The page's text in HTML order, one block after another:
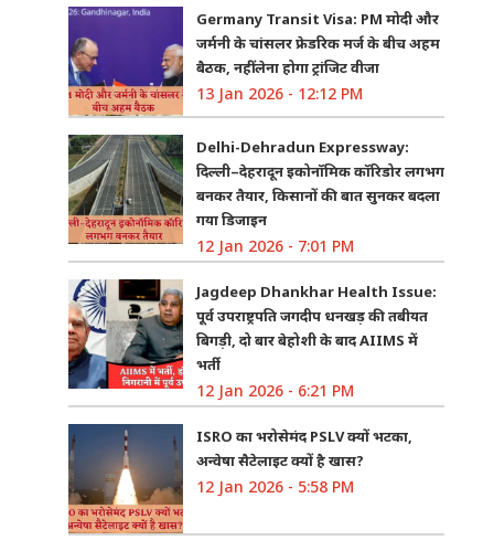
Germany Transit Visa: PM मोदी और
जर्मनी के चांसलर फ्रेडरिक मर्ज के बीच अहम
बैठक, नहीं लेना होगा ट्रांजिट वीजा
13 Jan 2026 - 12:12 PM
Delhi-Dehradun Expressway:
दिल्ली–देहरादून इकोनॉमिक कॉरिडोर लगभग
बनकर तैयार, किसानों की बात सुनकर बदला
गया डिजाइन
12 Jan 2026 - 7:01 PM
Jagdeep Dhankhar Health Issue:
पूर्व उपराष्ट्रपति जगदीप धनखड़ की तबीयत
बिगड़ी, दो बार बेहोशी के बाद AIIMS में
भर्ती
12 Jan 2026 - 6:21 PM
ISRO का भरोसेमंद PSLV क्यों भटका,
अन्वेषा सैटेलाइट क्यों है खास?
12 Jan 2026 - 5:58 PM